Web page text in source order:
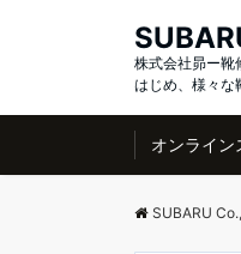
株式会社昴ー
はじめ、様々な
オンライン
SUBARU